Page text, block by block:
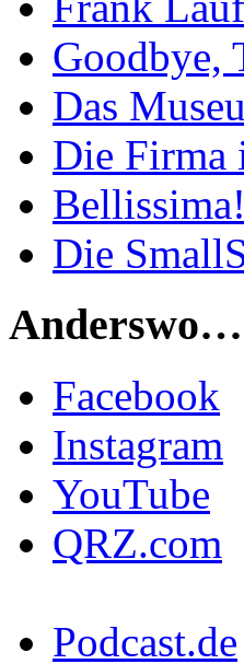
Goodbye,
Das
Die Firma
Bellissima!
Die
Anderswo…
Facebook
Instagram
YouTube
QRZ.com
Podcast.de